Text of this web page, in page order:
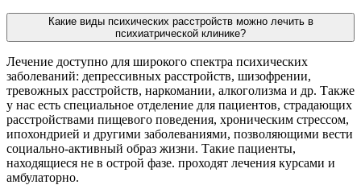
Какие виды психических расстройств можно лечить в
психиатрической клинике?
Лечение доступно для широкого спектра психических
заболеваний: депрессивных расстройств, шизофрении,
тревожных расстройств, наркомании, алкоголизма и др. Также
у нас есть специальное отделение для пациентов, страдающих
расстройствами пищевого поведения, хроническим стрессом,
ипохондрией и другими заболеваниями, позволяющими вести
социально-активный образ жизни. Такие пациенты,
находящиеся не в острой фазе. проходят лечения курсами и
амбулаторно.